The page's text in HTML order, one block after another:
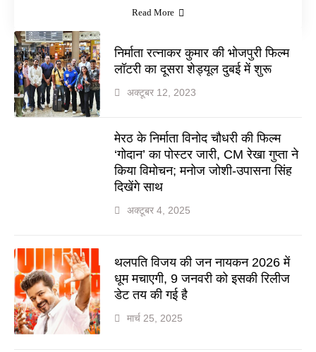
Read More
निर्माता रत्नाकर कुमार की भोजपुरी फिल्म
लॉटरी का दूसरा शेड्यूल दुबई में शुरू
अक्टूबर 12, 2023
मेरठ के निर्माता विनोद चौधरी की फिल्म
‘गोदान’ का पोस्टर जारी, CM रेखा गुप्ता ने
किया विमोचन; मनोज जोशी-उपासना सिंह
दिखेंगे साथ
अक्टूबर 4, 2025
थलपति विजय की जन नायकन 2026 में
धूम मचाएगी, 9 जनवरी को इसकी रिलीज
डेट तय की गई है
मार्च 25, 2025